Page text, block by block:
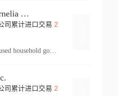
Russell James Cornelia Arlington Va
司累计进口交易 2
personal effect,used household goods
司累计进口交易 2